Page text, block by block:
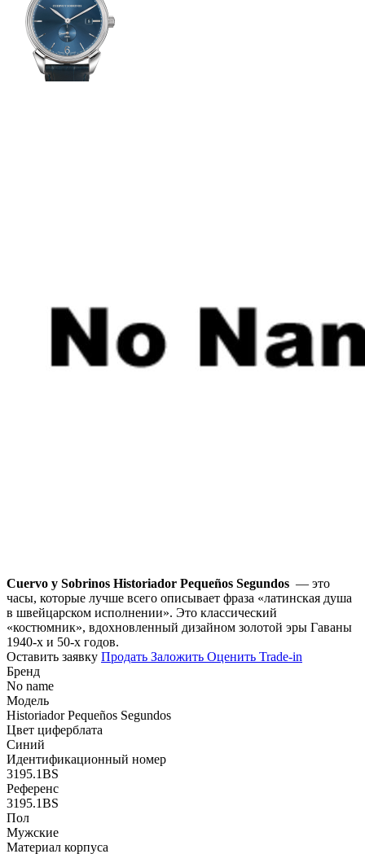
Cuervo y Sobrinos Historiador Pequeños Segundos — это
часы, которые лучше всего описывает фраза «латинская душа
в швейцарском исполнении». Это классический
«костюмник», вдохновленный дизайном золотой эры Гаваны
1940-х и 50-х годов.
Оставить заявку Продать Заложить Оценить Trade-in
Бренд
No name
Модель
Historiador Pequeños Segundos
Цвет циферблата
Синий
Идентификационный номер
3195.1BS
Референс
3195.1BS
Пол
Мужские
Материал корпуса